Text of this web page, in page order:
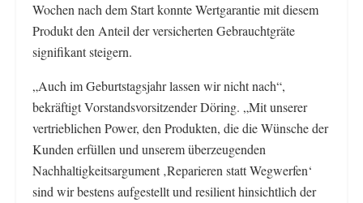
Wochen nach dem Start konnte Wertgarantie mit diesem
Produkt den Anteil der versicherten Gebrauchtgräte
signifikant steigern.
„Auch im Geburtstagsjahr lassen wir nicht nach“,
bekräftigt Vorstandsvorsitzender Döring. „Mit unserer
vertrieblichen Power, den Produkten, die die Wünsche der
Kunden erfüllen und unserem überzeugenden
Nachhaltigkeitsargument ‚Reparieren statt Wegwerfen‘
sind wir bestens aufgestellt und resilient hinsichtlich der